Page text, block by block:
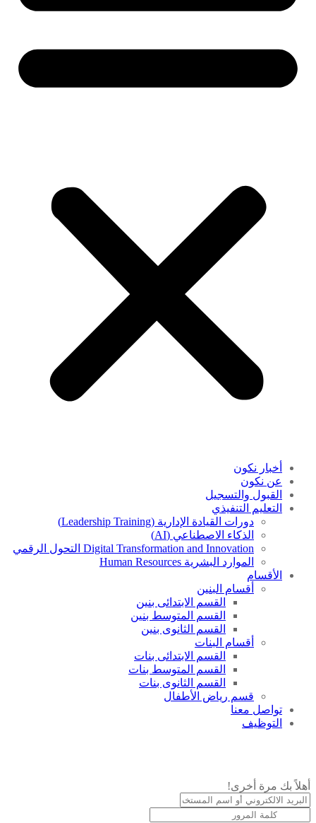
أخبار نكون
عن نكون
القبول والتسجيل
التعليم التنفيذي
دورات القيادة الإدارية (Leadership Training)
الذكاء الاصطناعي (AI)
Digital Transformation and Innovation التحول الرقمي
الموارد البشرية Human Resources
الأقسام
أقسام البنين
القسم الابتدائى بنين
القسم المتوسط بنين
القسم الثانوى بنين
أقسام البنات
القسم الابتدائى بنات
القسم المتوسط بنات
القسم الثانوى بنات
قسم رياض الأطفال
تواصل معنا
التوظيف
أهلاً بك مرة أخرى!